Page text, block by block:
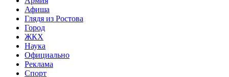
Афиша
Глядя из Ростова
Город
ЖКХ
Наука
Официально
Реклама
Спорт